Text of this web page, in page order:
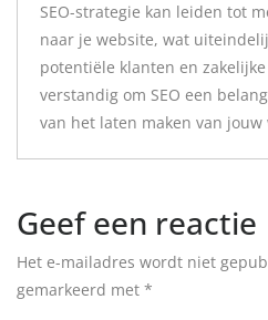
SEO-strategie kan leiden tot
naar je website, wat
potentiële klanten en
verstandig om SEO een
van het laten maken van
Geef een reactie
Het e-mailadres wordt niet
gemarkeerd met *